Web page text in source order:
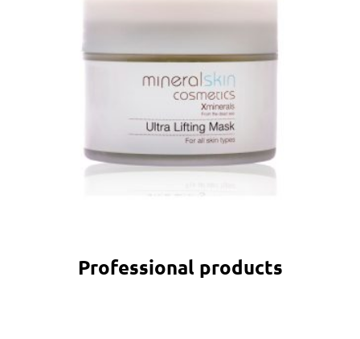
Professional products